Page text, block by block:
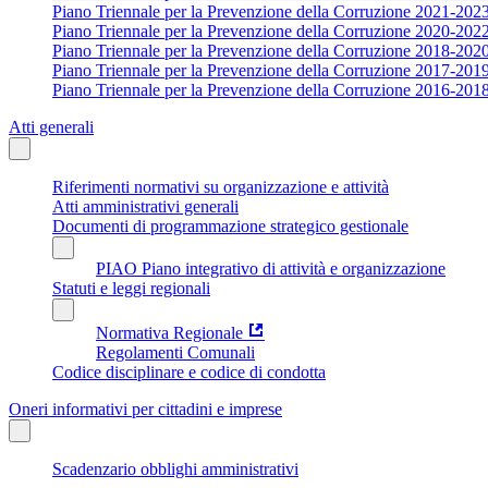
Piano Triennale per la Prevenzione della Corruzione 2021-
Piano Triennale per la Prevenzione della Corruzione 2020-2022
Piano Triennale per la Prevenzione della Corruzione 2018-
Piano Triennale per la Prevenzione della Corruzione 2017-
Piano Triennale per la Prevenzione della Corruzione 2016-
Atti generali
Riferimenti normativi su organizzazione e attività
Atti amministrativi generali
Documenti di programmazione strategico gestionale
PIAO Piano integrativo di attività e organizzazione
Statuti e leggi regionali
Normativa Regionale
Regolamenti Comunali
Codice disciplinare e codice di condotta
Oneri informativi per cittadini e imprese
Scadenzario obblighi amministrativi